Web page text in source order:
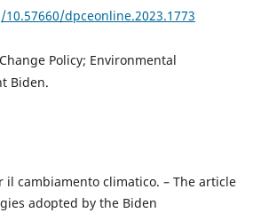
dpceonline.2023.1773
Policy; Environmental
Biden.
cambiamento climatico. – The article
adopted by the Biden